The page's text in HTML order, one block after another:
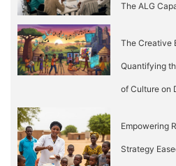
The ALG
The Creative
Quantifying
of Culture on
Empowering
Strategy